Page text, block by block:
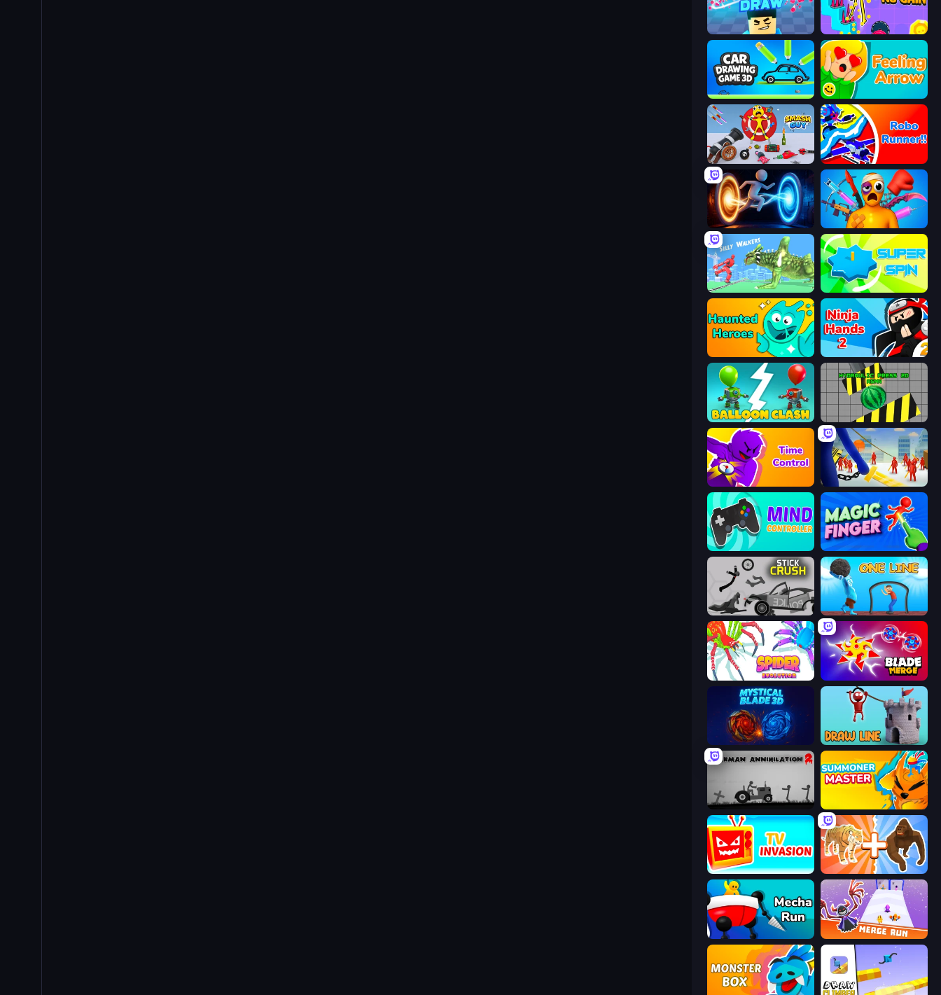
No Pain No Gain - Ragdoll Sandbox
Car Drawing Game 3D Feeling Arrow
Smash Guy: Ragdoll Punch Hero Robo Runner
Portal Escape Fun Ragdoll Challenge!
Silly Walkers Super Spin
Haunted Heroes Ninja Hands 2
Balloon Clash Hydraulic Press 2D ASMR
Time Control! Slasher
Mind Controller Magic Finger 3D
Stick Crush One Line
Spider Evolution: Runner Game Blade Merge
Mystical Blade Draw Line
Stickman Annihilation 2 Summoner Master
TV Invasion Animal DNA Run
Mecha Run Merge Run